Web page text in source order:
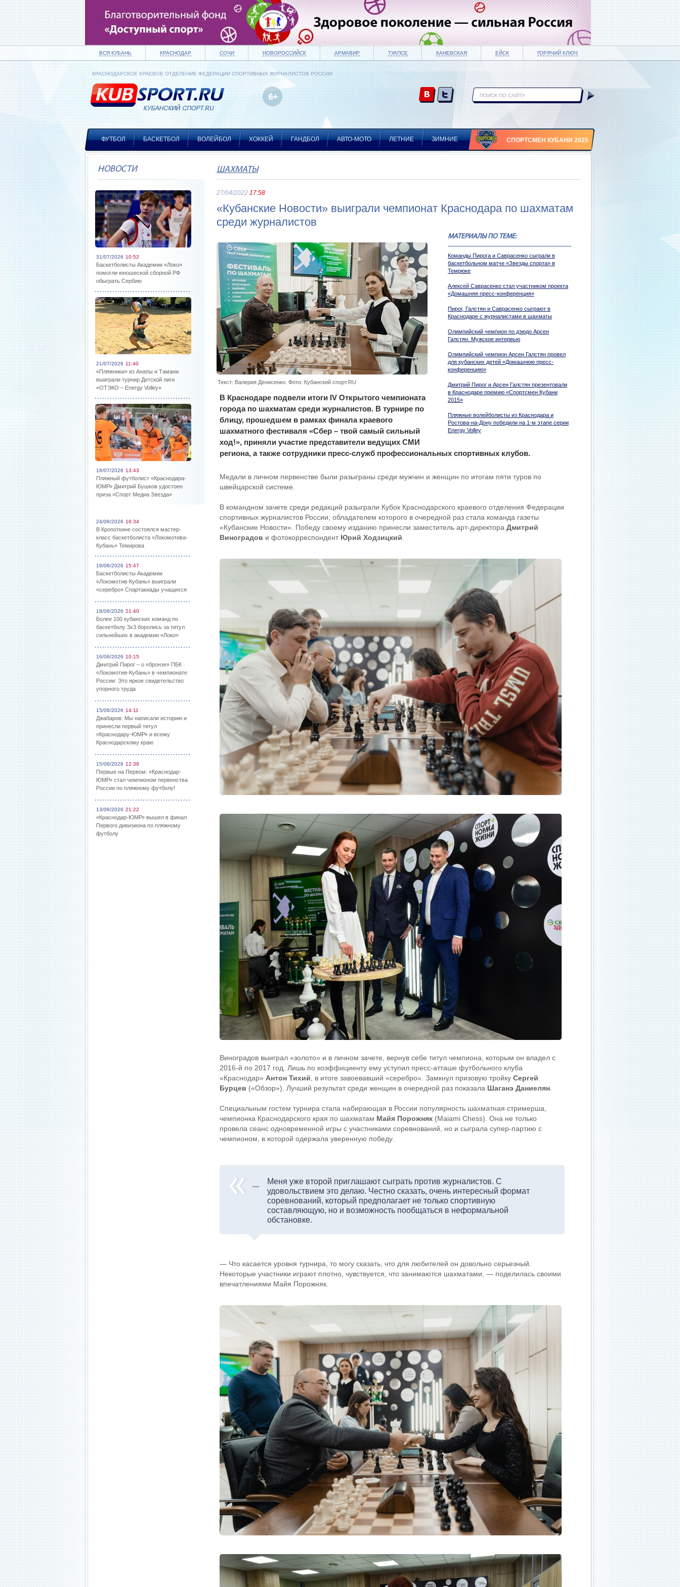
ВСЯ КУБАНЬ КРАСНОДАР СОЧИ НОВОРОССИЙСК АРМАВИР ТУАПСЕ КАНЕВСКАЯ ЕЙСК ГОРЯЧИЙ КЛЮЧ
КРАСНОДАРСКОЕ КРАЕВОЕ ОТДЕЛЕНИЕ ФЕДЕРАЦИИ СПОРТИВНЫХ ЖУРНАЛИСТОВ РОССИИ
ФУТБОЛ БАСКЕТБОЛ ВОЛЕЙБОЛ ХОККЕЙ ГАНДБОЛ АВТО-МОТО ЛЕТНИЕ ЗИМНИЕ СПОРТСМЕН КУБАНИ 2025
НОВОСТИ
31/07/2026 10:52
Баскетболисты Академии «Локо»
помогли юношеской сборной РФ
обыграть Сербию
21/07/2026 11:40
«Пляжники» из Анапы и Тамани
выиграли турнир Детской лиги
«ОТЭКО – Energy Volley»
16/07/2026 13:43
Пляжный футболист «Краснодара-
ЮМР» Дмитрий Бушков удостоен
приза «Спорт Медиа Звезда»
24/06/2026 16:34
В Кропоткине состоялся мастер-
класс баскетболиста «Локомотива-
Кубань» Темирова
19/06/2026 15:47
Баскетболисты Академии
«Локомотив-Кубань» выиграли
«серебро» Спартакиады учащихся
18/06/2026 21:40
Более 100 кубанских команд по
баскетболу 3х3 боролись за титул
сильнейших в академии «Локо»
16/06/2026 10:15
Дмитрий Пирог – о «бронзе» ПБК
«Локомотив-Кубань» в чемпионате
России: Это яркое свидетельство
упорного труда
15/06/2026 14:11
Джабаров: Мы написали историю и
принесли первый титул
«Краснодару-ЮМР» и всему
Краснодарскому краю
15/06/2026 12:39
Первые на Первом: «Краснодар-
ЮМР» стал чемпионом первенства
России по пляжному футболу!
13/06/2026 21:22
«Краснодар-ЮМР» вышел в финал
Первого дивизиона по пляжному
футболу
ШАХМАТЫ
27/04/2022 17:58
«Кубанские Новости» выиграли чемпионат Краснодара по шахматам
среди журналистов
МАТЕРИАЛЫ ПО ТЕМЕ:
Команды Пирога и Саврасенко сыграли в
баскетбольном матче «Звезды спорта» в
Темрюке
Алексей Саврасенко стал участником проекта
«Домашняя пресс-конференция»
Пирог, Галстян и Саврасенко сыграют в
Краснодаре с журналистами в шахматы
Олимпийский чемпион по дзюдо Арсен
Галстян. Мужское интервью
Олимпийский чемпион Арсен Галстян провел
для кубанских детей «Домашнюю пресс-
конференцию»
Дмитрий Пирог и Арсен Галстян презентовали
в Краснодаре премию «Спортсмен Кубани
2015»
Пляжные волейболисты из Краснодара и
Ростова-на-Дону победили на 1-м этапе серии
Energy Volley
Текст: Валерия Денисенко. Фото: Кубанский спорт.RU
В Краснодаре подвели итоги IV Открытого чемпионата
города по шахматам среди журналистов. В турнире по
блицу, прошедшем в рамках финала краевого
шахматного фестиваля «Сбер – твой самый сильный
ход!», приняли участие представители ведущих СМИ
региона, а также сотрудники пресс-служб профессиональных спортивных клубов.
Медали в личном первенстве были разыграны среди мужчин и женщин по итогам пяти туров по
швейцарской системе.
В командном зачете среди редакций разыграли Кубок Краснодарского краевого отделения Федерации
спортивных журналистов России, обладателем которого в очередной раз стала команда газеты
«Кубанские Новости». Победу своему изданию принесли заместитель арт-директора Дмитрий
Виноградов и фотокорреспондент Юрий Ходзицкий
Виноградов выиграл «золото» и в личном зачете, вернув себе титул чемпиона, которым он владел с
2016-й по 2017 год. Лишь по коэффициенту ему уступил пресс-атташе футбольного клуба
«Краснодар» Антон Тихий , в итоге завоевавший «серебро». Замкнул призовую тройку Сергей
Бурцев («Обзор»). Лучший результат среди женщин в очередной раз показала Шаганэ Даниелян
Специальным гостем турнира стала набирающая в России популярность шахматная стримерша,
чемпионка Краснодарского края по шахматам Майя Порожняк (Maiami Chess). Она не только
провела сеанс одновременной игры с участниками соревнований, но и сыграла супер-партию с
чемпионом, в которой одержала уверенную победу.
Меня уже второй приглашают сыграть против журналистов. С
удовольствием это делаю. Честно сказать, очень интересный формат
соревнований, который предполагает не только спортивную
составляющую, но и возможность пообщаться в неформальной
обстановке.
— Что касается уровня турнира, то могу сказать, что для любителей он довольно серьезный.
Некоторые участники играют плотно, чувствуется, что занимаются шахматами, — поделилась своими
впечатлениями Майя Порожняк.